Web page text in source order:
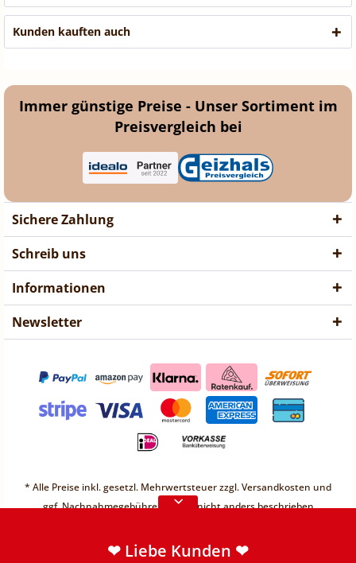
Vorübergehend sind keine
Bestellungen möglich.
❤ Liebe Kunden ❤
Kunden kauften auch
Immer günstige Preise - Unser Sortiment im
Preisvergleich bei
Sichere Zahlung
Schreib uns
Informationen
Newsletter
* Alle Preise inkl. gesetzl. Mehrwertsteuer zzgl.Versandkosten und
ggf. Nachnahmegebühren, wenn nicht anders beschrieben
Mindermengenzuschlag von 2,49€